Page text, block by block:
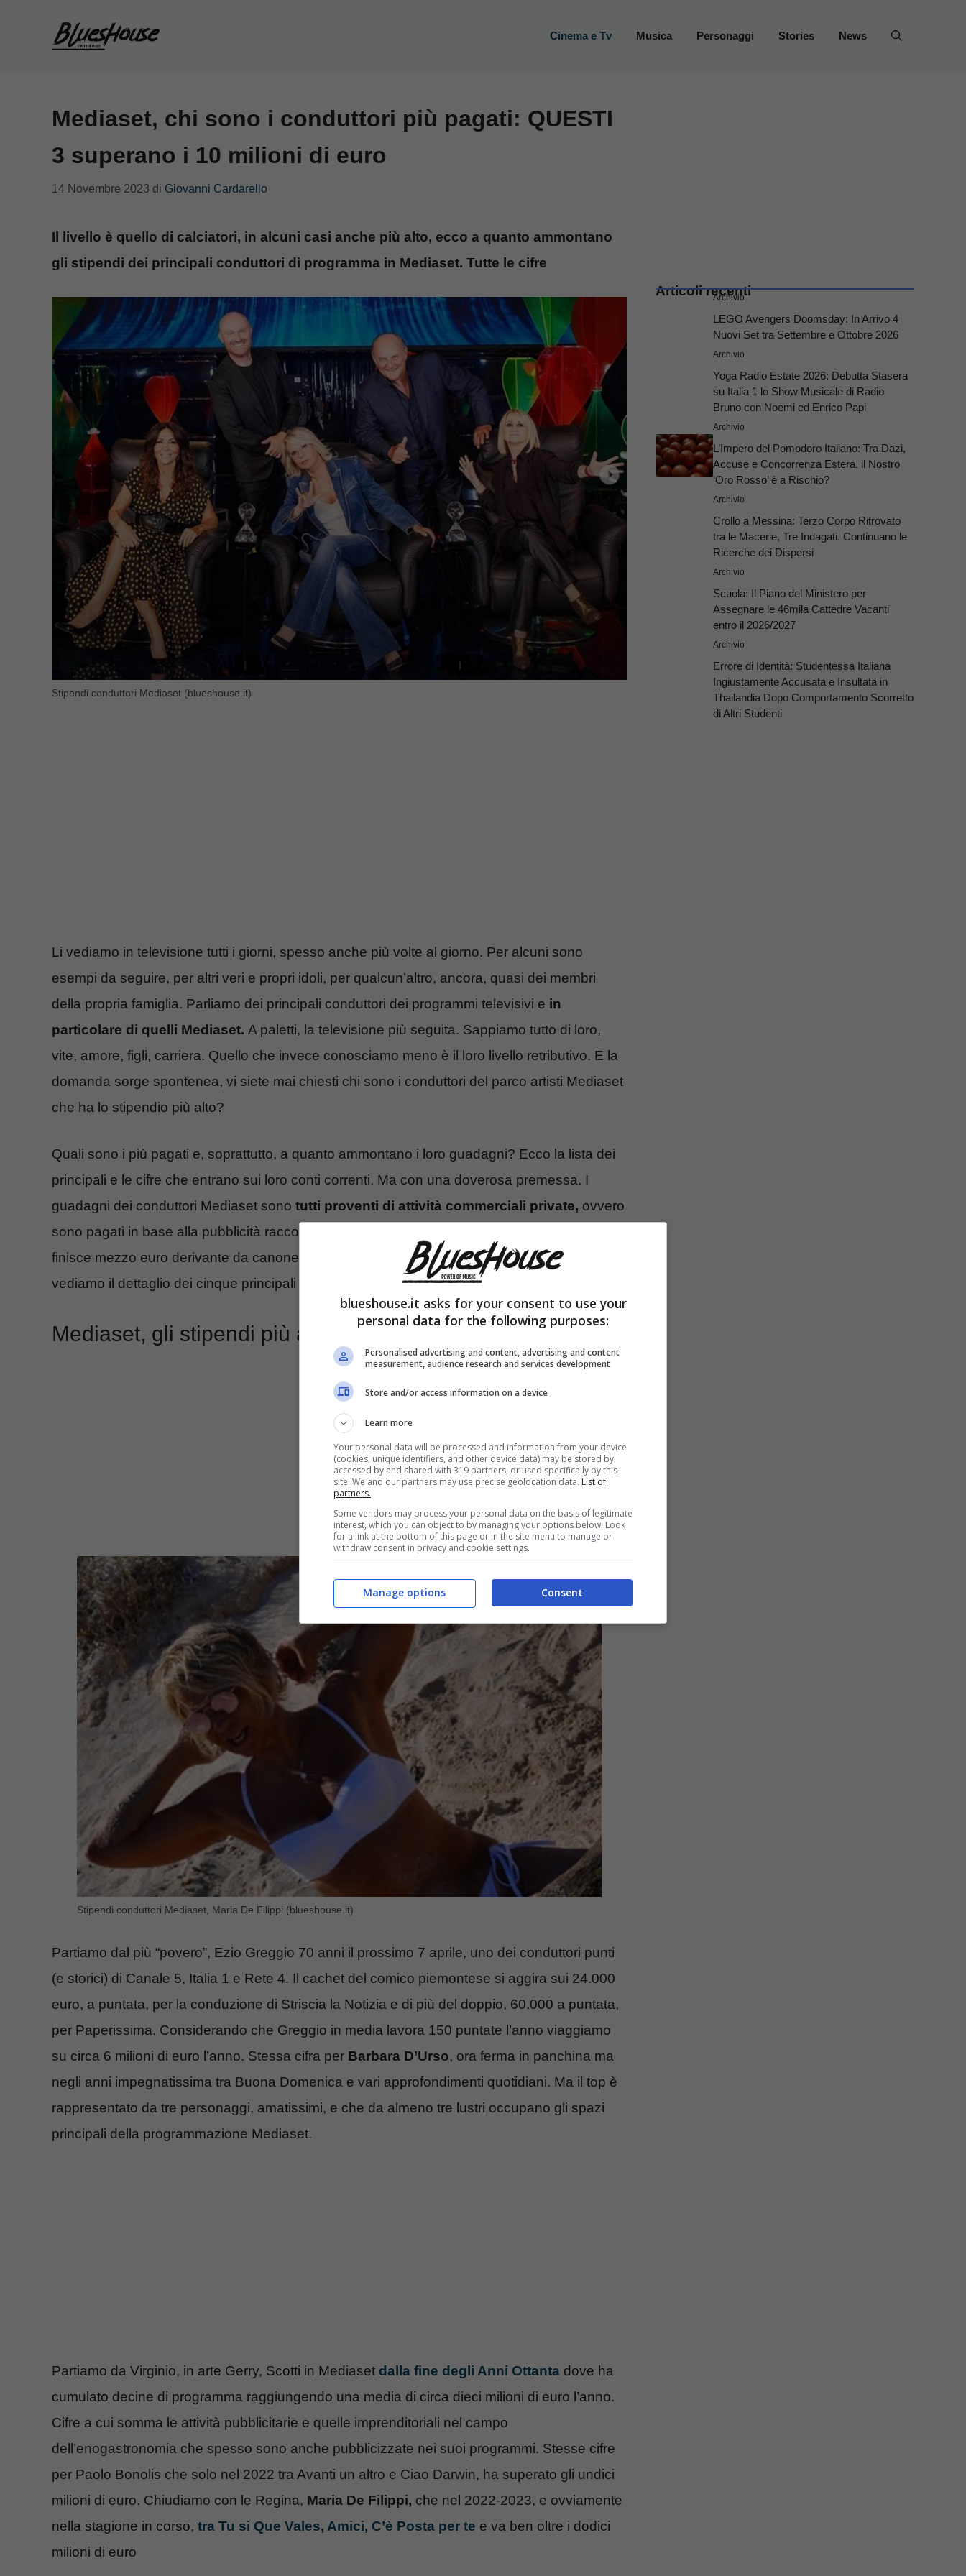
Cinema e Tv Musica Personaggi Stories News
Mediaset, chi sono i conduttori più pagati: QUESTI
3 superano i 10 milioni di euro
14 Novembre 2023 di Giovanni Cardarello
Il livello è quello di calciatori, in alcuni casi anche più alto, ecco a quanto ammontano
gli stipendi dei principali conduttori di programma in Mediaset. Tutte le cifre
Stipendi conduttori Mediaset (blueshouse.it)
Li vediamo in televisione tutti i giorni, spesso anche più volte al giorno. Per alcuni sono
esempi da seguire, per altri veri e propri idoli, per qualcun’altro, ancora, quasi dei membri
della propria famiglia. Parliamo dei principali conduttori dei programmi televisivi e in
particolare di quelli Mediaset. A paletti, la televisione più seguita. Sappiamo tutto di loro,
vite, amore, figli, carriera. Quello che invece conosciamo meno è il loro livello retributivo. E la
domanda sorge spontenea, vi siete mai chiesti chi sono i conduttori del parco artisti Mediaset
che ha lo stipendio più alto?
Quali sono i più pagati e, soprattutto, a quanto ammontano i loro guadagni? Ecco la lista dei
principali e le cifre che entrano sui loro conti correnti. Ma con una doverosa premessa. I
guadagni dei conduttori Mediaset sono tutti proventi di attività commerciali private, ovvero
sono pagati in base alla pubblicità raccolta per il singolo programma. Nelle loro tasche non
finisce mezzo euro derivante da canone statale e soldi pubblici di vario genere. Detto questo
vediamo il dettaglio dei cinque principali conduttori.
Mediaset, gli stipendi più alti dei conduttori
Stipendi conduttori Mediaset, Maria De Filippi (blueshouse.it)
Partiamo dal più “povero”, Ezio Greggio 70 anni il prossimo 7 aprile, uno dei conduttori punti
(e storici) di Canale 5, Italia 1 e Rete 4. Il cachet del comico piemontese si aggira sui 24.000
euro, a puntata, per la conduzione di Striscia la Notizia e di più del doppio, 60.000 a puntata,
per Paperissima. Considerando che Greggio in media lavora 150 puntate l’anno viaggiamo
su circa 6 milioni di euro l’anno. Stessa cifra per Barbara D’Urso, ora ferma in panchina ma
negli anni impegnatissima tra Buona Domenica e vari approfondimenti quotidiani. Ma il top è
rappresentato da tre personaggi, amatissimi, e che da almeno tre lustri occupano gli spazi
principali della programmazione Mediaset.
Partiamo da Virginio, in arte Gerry, Scotti in Mediaset dalla fine degli Anni Ottanta dove ha
cumulato decine di programma raggiungendo una media di circa dieci milioni di euro l’anno.
Cifre a cui somma le attività pubblicitarie e quelle imprenditoriali nel campo
dell’enogastronomia che spesso sono anche pubblicizzate nei suoi programmi. Stesse cifre
per Paolo Bonolis che solo nel 2022 tra Avanti un altro e Ciao Darwin, ha superato gli undici
milioni di euro. Chiudiamo con le Regina, Maria De Filippi, che nel 2022-2023, e ovviamente
nella stagione in corso, tra Tu si Que Vales, Amici, C’è Posta per te e va ben oltre i dodici
milioni di euro
Articoli recenti
Archivio
LEGO Avengers Doomsday: In Arrivo 4
Nuovi Set tra Settembre e Ottobre 2026
Archivio
Yoga Radio Estate 2026: Debutta Stasera
su Italia 1 lo Show Musicale di Radio
Bruno con Noemi ed Enrico Papi
Archivio
L’Impero del Pomodoro Italiano: Tra Dazi,
Accuse e Concorrenza Estera, il Nostro
‘Oro Rosso’ è a Rischio?
Archivio
Crollo a Messina: Terzo Corpo Ritrovato
tra le Macerie, Tre Indagati. Continuano le
Ricerche dei Dispersi
Archivio
Scuola: Il Piano del Ministero per
Assegnare le 46mila Cattedre Vacanti
entro il 2026/2027
Archivio
Errore di Identità: Studentessa Italiana
Ingiustamente Accusata e Insultata in
Thailandia Dopo Comportamento Scorretto
di Altri Studenti
blueshouse.it asks for your consent to use your
personal data for the following purposes:
Personalised advertising and content, advertising and content
measurement, audience research and services development
Store and/or access information on a device
Learn more
Your personal data will be processed and information from your device
(cookies, unique identifiers, and other device data) may be stored by,
accessed by and shared with 319 partners, or used specifically by this
site. We and our partners may use precise geolocation data. List of
partners.
Some vendors may process your personal data on the basis of legitimate
interest, which you can object to by managing your options below. Look
for a link at the bottom of this page or in the site menu to manage or
withdraw consent in privacy and cookie settings.
Consent
Manage options